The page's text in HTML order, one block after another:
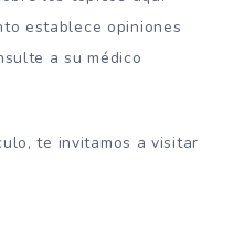
establece opiniones
a su médico
te invitamos a visitar